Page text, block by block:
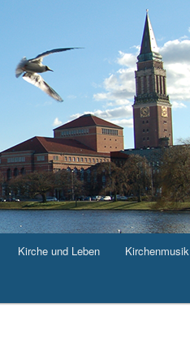
Kirche und Leben Kirchenmusik